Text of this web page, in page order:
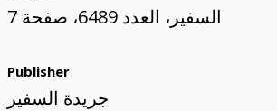
السفير، العدد 6489، صفحة 7
Publisher
جريدة السفير